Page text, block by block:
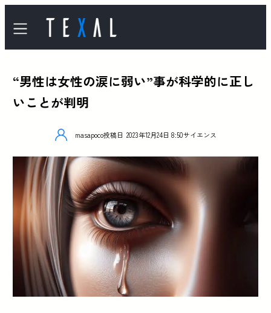
“男性は女性の涙に弱い”事が科学的に正し
いことが判明
masapoco投稿日 2023年12月24日 8:50サイエンス